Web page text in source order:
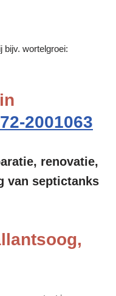
bijv. wortelgroei:
2001063
renovatie,
van septictanks